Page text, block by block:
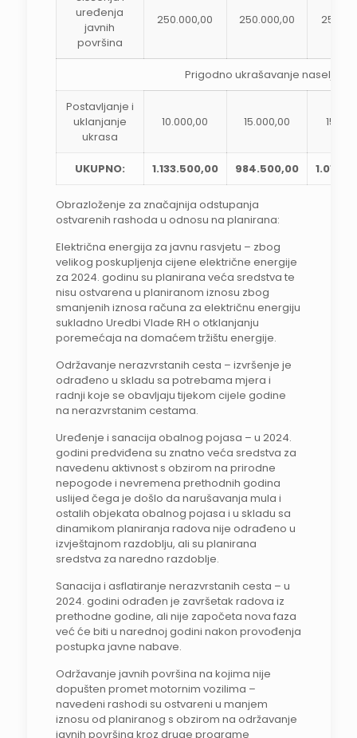
uređenja
javnih
površina
250.000,00 250.000,00
Prigodno ukrašavanje naselja
Postavljanje i
uklanjanje
ukrasa
10.000,00 15.000,00
UKUPNO: 1.133.500,00 984.500,00
Obrazloženje za značajnija odstupanja
ostvarenih rashoda u odnosu na planirana:
Električna energija za javnu rasvjetu – zbog
velikog poskupljenja cijene električne energije
za 2024. godinu su planirana veća sredstva te
nisu ostvarena u planiranom iznosu zbog
smanjenih iznosa računa za električnu energiju
sukladno Uredbi Vlade RH o otklanjanju
poremećaja na domaćem tržištu energije.
Održavanje nerazvrstanih cesta – izvršenje je
odrađeno u skladu sa potrebama mjera i
radnji koje se obavljaju tijekom cijele godine
na nerazvrstanim cestama.
Uređenje i sanacija obalnog pojasa – u 2024.
godini predviđena su znatno veća sredstva za
navedenu aktivnost s obzirom na prirodne
nepogode i nevremena prethodnih godina
uslijed čega je došlo da narušavanja mula i
ostalih objekata obalnog pojasa i u skladu sa
dinamikom planiranja radova nije odrađeno u
izvještajnom razdoblju, ali su planirana
sredstva za naredno razdoblje.
Sanacija i asflatiranje nerazvrstanih cesta – u
2024. godini odrađen je završetak radova iz
prethodne godine, ali nije započeta nova faza
već će biti u narednoj godini nakon provođenja
postupka javne nabave.
Održavanje javnih površina na kojima nije
dopušten promet motornim vozilima –
navedeni rashodi su ostvareni u manjem
iznosu od planiranog s obzirom na održavanje
javnih površina kroz druge programe